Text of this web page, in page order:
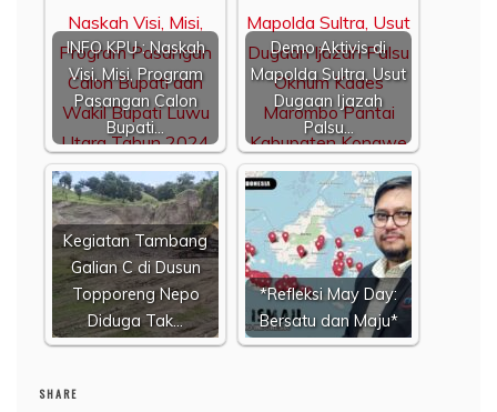
INFO KPU : Naskah
Visi, Misi, Program
Pasangan Calon
Bupati…
Demo Aktivis di
Mapolda Sultra, Usut
Dugaan Ijazah
Palsu…
Kegiatan Tambang
Galian C di Dusun
Topporeng Nepo
Diduga Tak…
*Refleksi May Day:
Bersatu dan Maju*
SHARE